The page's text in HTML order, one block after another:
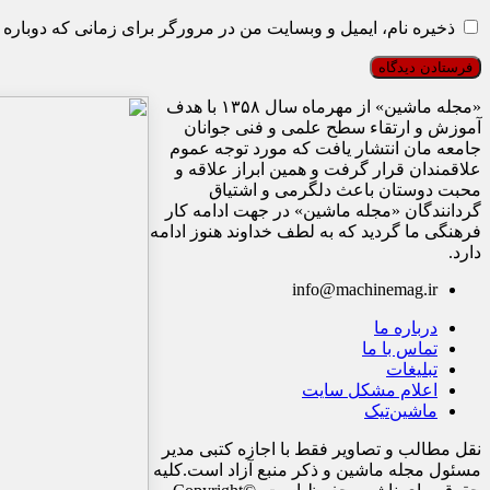
ذخیره نام، ایمیل و وبسایت من در مرورگر برای زمانی که
«مجله ماشین» از مهرماه سال ۱۳۵۸ با هدف
آموزش و ارتقاء سطح علمی و فنی جوانان
جامعه مان انتشار یافت که مورد توجه عموم
علاقمندان قرار گرفت و همین ابراز علاقه و
محبت دوستان باعث دلگرمی و اشتیاق
گردانندگان «مجله ماشین» در جهت ادامه کار
فرهنگی ما گردید که به لطف خداوند هنوز ادامه
دارد.
info@machinemag.ir
درباره ما
تماس با ما
تبلیغات
اعلام مشکل سایت
ماشین‌تیک
نقل مطالب و تصاویر فقط با اجازه کتبی مدیر
مسئول مجله ماشین و ذکر منبع آزاد است.کلیه